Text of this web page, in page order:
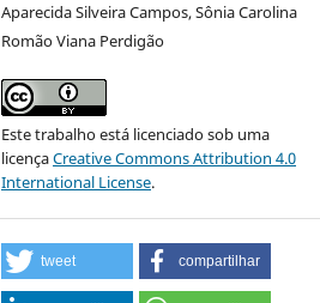
Aparecida Silveira Campos, Sônia Carolina
Romão Viana Perdigão
Este trabalho está licenciado sob uma
licençaCreative Commons Attribution 4.0
International License.
tweet compartilhar